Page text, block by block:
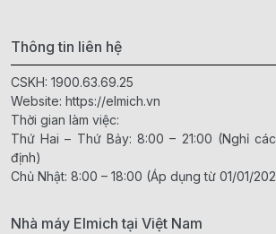
Thông tin liên hệ
CSKH: 1900.63.69.25
Website: https://elmich.vn
Thời gian làm việc:
Thứ Hai – Thứ Bảy: 8:00 – 21:00 (Nghỉ
định)
Chủ Nhật: 8:00 – 18:00 (Áp dụng từ 01/01/
Nhà máy Elmich tại Việt Nam